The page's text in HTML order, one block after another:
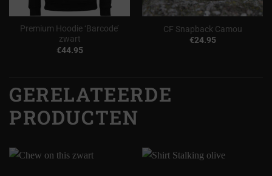
Premium Hoodie ‘Barcode’
zwart
€44.95
CF Snapback Camou
€24.95
GERELATEERDE
PRODUCTEN